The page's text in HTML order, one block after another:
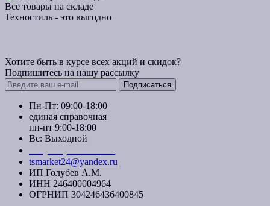
Все товары на складе
Техностиль - это выгодно
Хотите быть в курсе всех акций и скидок?
Подпишитесь на нашу рассылку
Подписаться
Пн-Пт: 09:00-18:00
единая справочная
пн-пт 9:00-18:00
Вс: Выходной
tsmarket24@yandex.ru
ИП Голубев А.М.
ИНН 246400004964
ОГРНИП 304246436400845